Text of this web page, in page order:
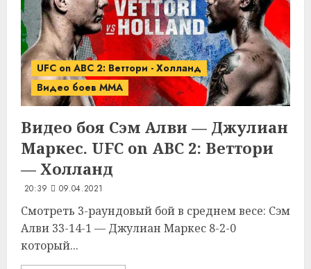
UFC on ABC 2: Веттори - Холланд
Видео боев MMA
Видео боя Сэм Алви — Джулиан
Маркес. UFC on ABC 2: Веттори
— Холланд
20:39 09.04.2021
Смотреть 3-раундовый бой в среднем весе: Сэм
Алви 33-14-1 — Джулиан Маркес 8-2-0
который...